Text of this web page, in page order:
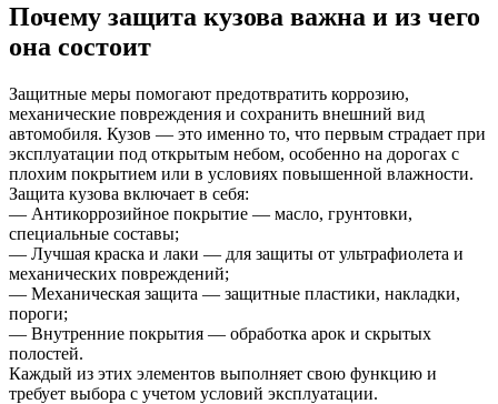
Почему защита кузова важна и из чего
она состоит
Защитные меры помогают предотвратить коррозию,
механические повреждения и сохранить внешний вид
автомобиля. Кузов — это именно то, что первым страдает при
эксплуатации под открытым небом, особенно на дорогах с
плохим покрытием или в условиях повышенной влажности.
Защита кузова включает в себя:
— Антикоррозийное покрытие — масло, грунтовки,
специальные составы;
— Лучшая краска и лаки — для защиты от ультрафиолета и
механических повреждений;
— Механическая защита — защитные пластики, накладки,
пороги;
— Внутренние покрытия — обработка арок и скрытых
полостей.
Каждый из этих элементов выполняет свою функцию и
требует выбора с учетом условий эксплуатации.